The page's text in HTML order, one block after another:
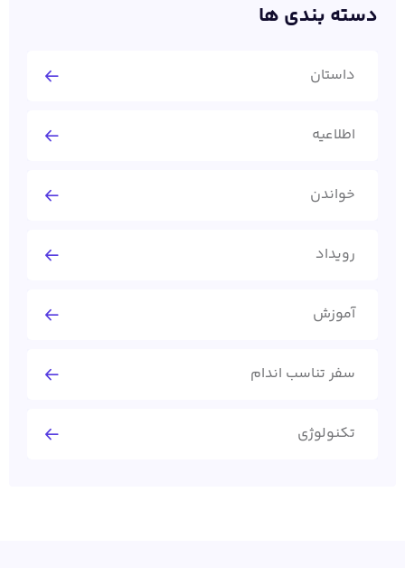
دسته بندی ها
داستان
اطلاعیه
خواندن
رویداد
آموزش
سفر تناسب اندام
تکنولوژی